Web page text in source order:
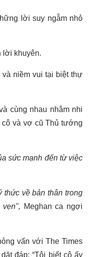
lời suy ngẫm nhỏ
lời khuyên.
niềm vui tại biệt thự
cùng nhau nhâm nhi
cô và vợ cũ Thủ tướng
sức mạnh đến từ việc
thức về bản thân trong
Meghan ca ngợi
vấn với The Times
đáp: “Tôi biết cô ấy